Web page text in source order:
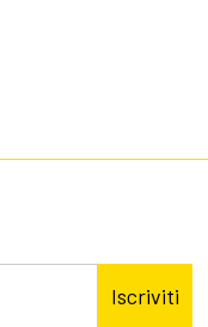
Iscriviti